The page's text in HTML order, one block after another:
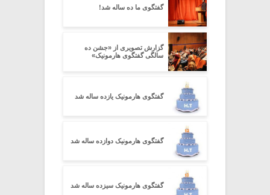
گفتگوی ما ده ساله شد!
گزارش تصویری از «جشن ده
سالگی گفتگوی هارمونیک»
گفتگوی هارمونیک یازده ساله شد
گفتگوی هارمونیک دوازده ساله شد
گفتگوی هارمونیک سیزده ساله شد